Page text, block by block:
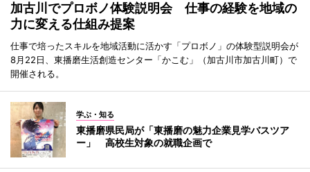
加古川でプロボノ体験説明会 仕事の経験を地域の
力に変える仕組み提案
仕事で培ったスキルを地域活動に活かす「プロボノ」の体験型説明会が
8月22日、東播磨生活創造センター「かこむ」（加古川市加古川町）で
開催される。
学ぶ・知る
東播磨県民局が「東播磨の魅力企業見学バスツア
ー」 高校生対象の就職企画で